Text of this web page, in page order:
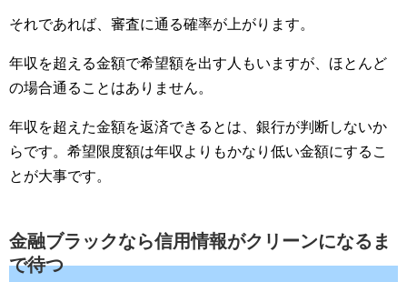
それであれば、審査に通る確率が上がります。
年収を超える金額で希望額を出す人もいますが、ほとんど
の場合通ることはありません。
年収を超えた金額を返済できるとは、銀行が判断しないか
らです。希望限度額は年収よりもかなり低い金額にするこ
とが大事です。
金融ブラックなら信用情報がクリーンになるま
で待つ